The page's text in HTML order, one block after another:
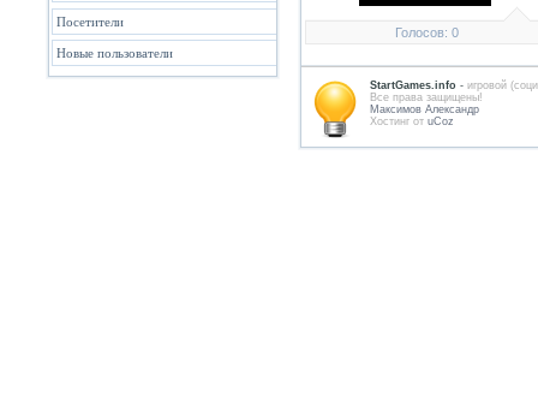
Посетители
Новые пользователи
Голосов: 0
StartGames.info - игровой
Всe права защищены!
Максимов Александр
Хостинг от uCoz